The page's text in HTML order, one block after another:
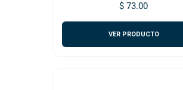
$ 73.00
VER PRODUCTO